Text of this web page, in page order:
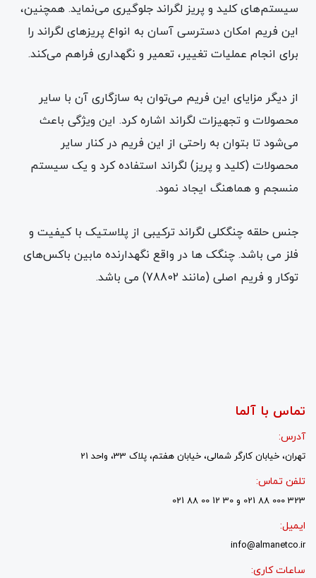
سیستم‌های کلید و پریز لگراند جلوگیری می‌نماید. همچنین،
این فریم امکان دسترسی آسان به انواع پریزهای لگراند را
برای انجام عملیات تغییر، تعمیر و نگهداری فراهم می‌کند.
از دیگر مزایای این فریم می‌توان به سازگاری آن با سایر
محصولات و تجهیزات لگراند اشاره کرد. این ویژگی باعث
می‌شود تا بتوان به راحتی از این فریم در کنار سایر
محصولات (کلید و پریز) لگراند استفاده کرد و یک سیستم
منسجم و هماهنگ ایجاد نمود.
جنس حلقه چنگکلی لگراند ترکیبی از پلاستیک با کیفیت و
فلز می باشد. چنگک ها در واقع نگهدارنده مابین باکس‌های
توکار و فریم اصلی (مانند 78802) می باشد.
تماس با آلما
آدرس:
تهران، خیابان کارگر شمالی، خیابان هفتم، پلاک 33، واحد 21
تلفن تماس:
323 000 88 021 و 30 12 00 88 021
ایمیل:
info@almanetco.ir
ساعات کاری: